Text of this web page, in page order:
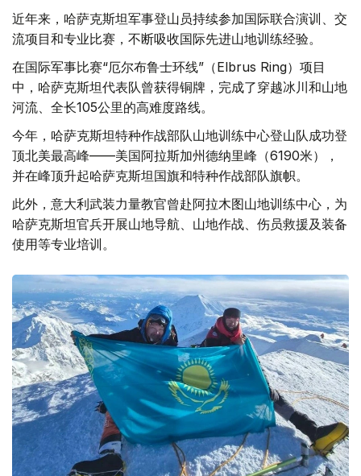
近年来，哈萨克斯坦军事登山员持续参加国际联合演训、交
流项目和专业比赛，不断吸收国际先进山地训练经验。
在国际军事比赛“厄尔布鲁士环线”（Elbrus Ring）项目
中，哈萨克斯坦代表队曾获得铜牌，完成了穿越冰川和山地
河流、全长105公里的高难度路线。
今年，哈萨克斯坦特种作战部队山地训练中心登山队成功登
顶北美最高峰——美国阿拉斯加州德纳里峰（6190米），
并在峰顶升起哈萨克斯坦国旗和特种作战部队旗帜。
此外，意大利武装力量教官曾赴阿拉木图山地训练中心，为
哈萨克斯坦官兵开展山地导航、山地作战、伤员救援及装备
使用等专业培训。